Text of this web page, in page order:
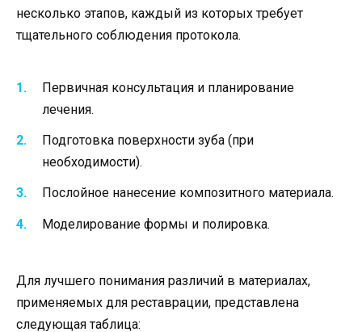
несколько этапов, каждый из которых требует
тщательного соблюдения протокола.
Первичная консультация и планирование
лечения.
Подготовка поверхности зуба (при
необходимости).
Послойное нанесение композитного материала.
Моделирование формы и полировка.
Для лучшего понимания различий в материалах,
применяемых для реставрации, представлена
следующая таблица: